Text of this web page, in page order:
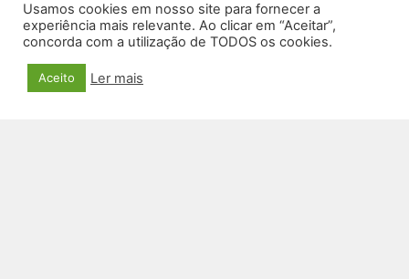
Usamos cookies em nosso site para fornecer a
experiência mais relevante. Ao clicar em “Aceitar”,
concorda com a utilização de TODOS os cookies.
Aceito Ler mais